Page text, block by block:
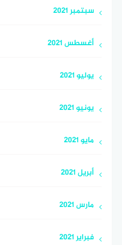
سبتمبر 2021
أغسطس 2021
يوليو 2021
يونيو 2021
مايو 2021
أبريل 2021
مارس 2021
فبراير 2021